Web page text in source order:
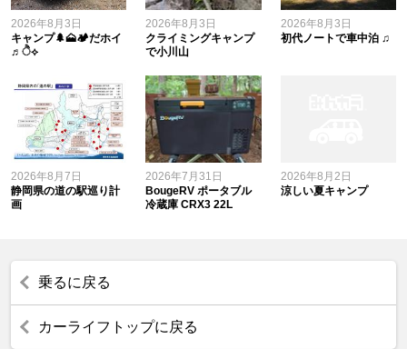
2026年8月3日
キャンプ🌲🗻🏕️だホイ
♬ੈ⟡
2026年8月3日
クライミングキャンプ
で小川山
2026年8月3日
初代ノートで車中泊 ♫
2026年8月7日
静岡県の道の駅巡り計
画
2026年7月31日
BougeRV ポータブル
冷蔵庫 CRX3 22L
2026年8月2日
涼しい夏キャンプ
乗るに戻る
カーライフトップに戻る